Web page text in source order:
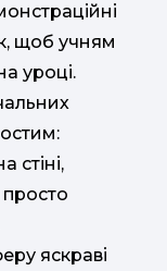
щоб учням
уроці.
стіні,
яскраві